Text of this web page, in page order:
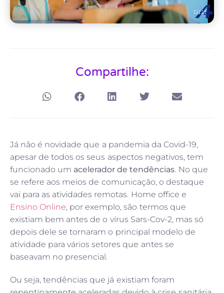
Compartilhe:
Já não é novidade que a pandemia da Covid-19,
apesar de todos os seus aspectos negativos, tem
funcionado um acelerador de tendências. No que
se refere aos meios de comunicação, o destaque
vai para as atividades remotas. Home office e
Ensino Online, por exemplo, são termos que
existiam bem antes de o vírus Sars-Cov-2, mas só
depois dele se tornaram o principal modelo de
atividade para vários setores que antes se
baseavam no presencial.
Ou seja, tendências que já existiam foram